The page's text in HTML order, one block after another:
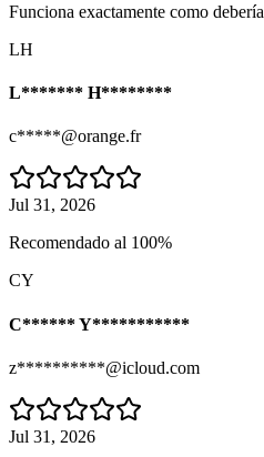
Funciona exactamente como debería
LH
L******* H********
c*****@orange.fr
Jul 31, 2026
Recomendado al 100%
CY
C****** Y***********
z**********@icloud.com
Jul 31, 2026